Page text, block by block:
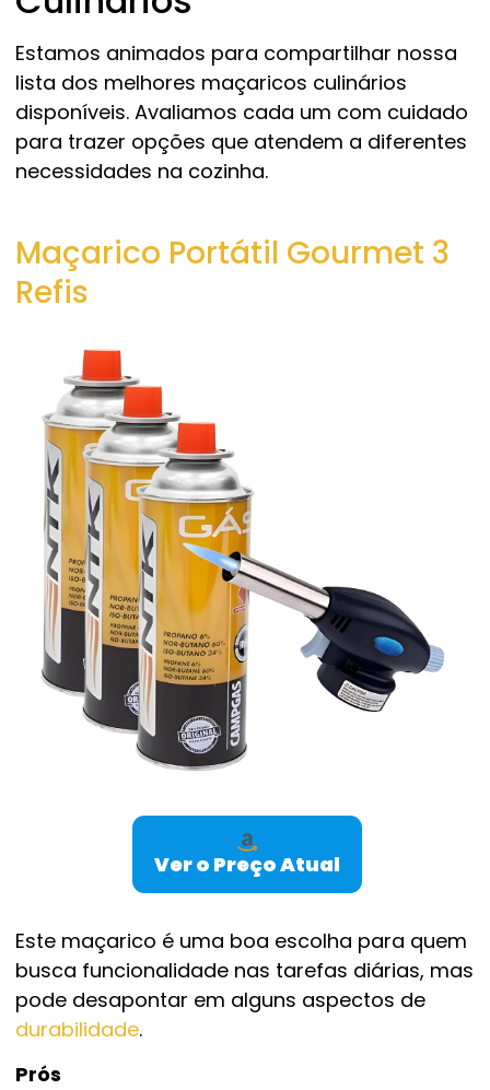
Estamos animados para compartilhar nossa
lista dos melhores maçaricos culinários
disponíveis. Avaliamos cada um com cuidado
para trazer opções que atendem a diferentes
necessidades na cozinha.
Maçarico Portátil Gourmet 3
Refis
Ver o Preço Atual
Este maçarico é uma boa escolha para quem
busca funcionalidade nas tarefas diárias, mas
pode desapontar em alguns aspectos de
durabilidade.
Prós